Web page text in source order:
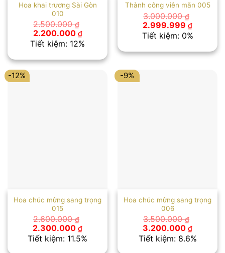
Hoa khai trương Sài Gòn
010
2.500.000₫
Giá
gốc
là:
2.200.000 ₫Giá
hiện
tại
2.200.000 ₫.
Tiết kiệm: 12%
Thành công viên mãn 005
3.000.000₫
Giá
gốc
là:
2.999.999 ₫Giá
hiện
tại
Tiết kiệm: 0%
-12%
Hoa chúc mừng sang trọng
015
2.600.000₫
Giá
gốc
là:
2.300.000 ₫Giá
hiện
tại
Tiết kiệm: 11.5%
-9%
Hoa chúc mừng sang trọng
006
3.500.000₫
Giá
gốc
là:
3.200.000 ₫Giá
hiện
tại
Tiết kiệm: 8.6%